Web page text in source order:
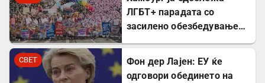
ЛГБТ+ парадата со
засилено обезбедување
СВЕТ
Фон дер Лајен: ЕУ ќе
одговори обединето на